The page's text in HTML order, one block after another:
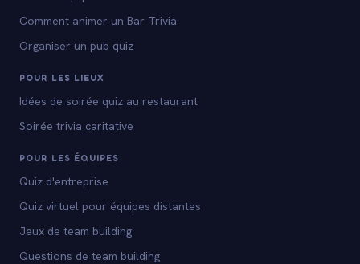
Comment animer un Bar Trivia
Organiser un pub quiz
POUR LES LIEUX
Idées de soirée quiz au restaurant
Soirée trivia caritative
POUR LES ÉQUIPES
Quiz d'entreprise
Quiz virtuel pour équipes distantes
Jeux de team building
Questions de team building